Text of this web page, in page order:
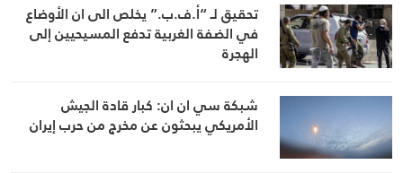
تحقيق لـ “أ.ف.ب.” يخلص الى ان الأوضاع
في الضفة الغربية تدفع المسيحيين إلى
الهجرة
شبكة سي ان ان: كبار قادة الجيش
الأمريكي يبحثون عن مخرج من حرب إيران